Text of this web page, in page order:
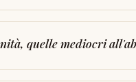
quelle mediocri